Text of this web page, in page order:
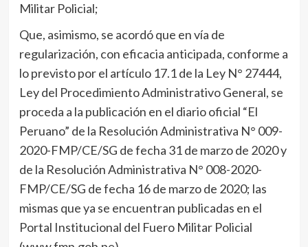
Militar Policial;
Que, asimismo, se acordó que en vía de
regularización, con eficacia anticipada, conforme a
lo previsto por el artículo 17.1 de la Ley N° 27444,
Ley del Procedimiento Administrativo General, se
proceda a la publicación en el diario oficial “El
Peruano” de la Resolución Administrativa N° 009-
2020-FMP/CE/SG de fecha 31 de marzo de 2020 y
de la Resolución Administrativa N° 008-2020-
FMP/CE/SG de fecha 16 de marzo de 2020; las
mismas que ya se encuentran publicadas en el
Portal Institucional del Fuero Militar Policial